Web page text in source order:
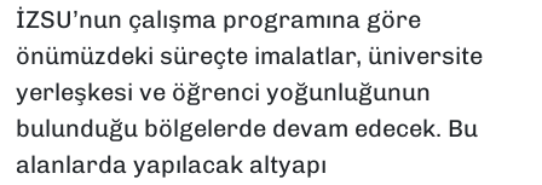
İZSU’nun çalışma programına göre
önümüzdeki süreçte imalatlar, üniversite
yerleşkesi ve öğrenci yoğunluğunun
bulunduğu bölgelerde devam edecek. Bu
alanlarda yapılacak altyapı